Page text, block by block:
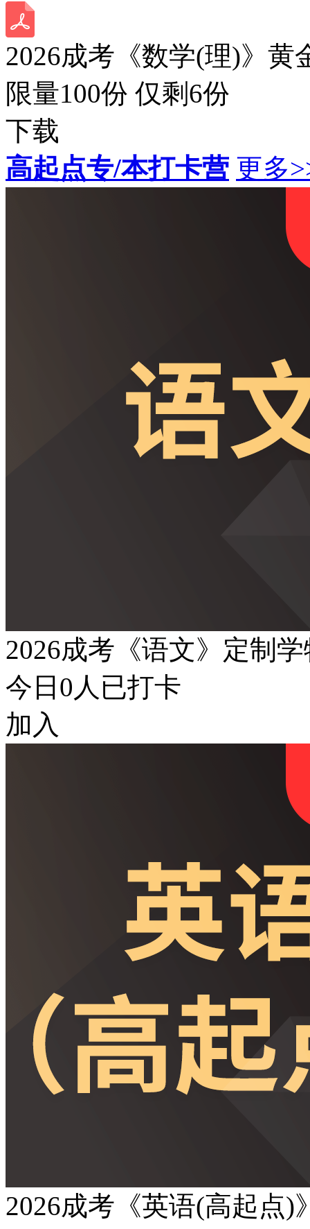
2026成考《数学(理)》黄
限量100份 仅剩 6份
下载
高起点专/本打卡营 更多
2026成考《语文》定制
今日 0 人已打卡
加入
2026成考《英语(高起点)